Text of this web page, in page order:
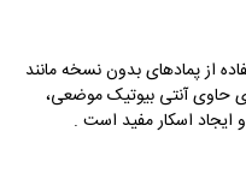
از پمادهای بدون نسخه مانند
حاوی آنتی بیوتیک موضعی،
و ایجاد اسکار مفید است .